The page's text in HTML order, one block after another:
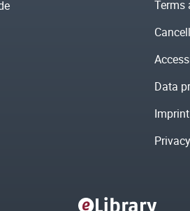
Terms
Data
Imprint